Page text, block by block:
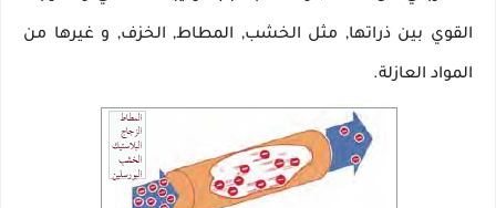
القوي بين ذراتها, مثل الخشب, المطاط, الخزف, و غيرها من
المواد العازلة.